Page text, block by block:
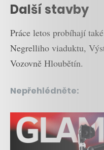
Další stavby
Práce letos probíhají
Negrelliho viaduktu,
Vozovně Hloubětín.
Nepřehlédněte: